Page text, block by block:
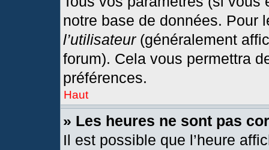
notre base de données. Pour
l’utilisateur(généralement
forum). Cela vous permettra
préférences.
Haut
» Les heures ne sont pas
Il est possible que l’heure